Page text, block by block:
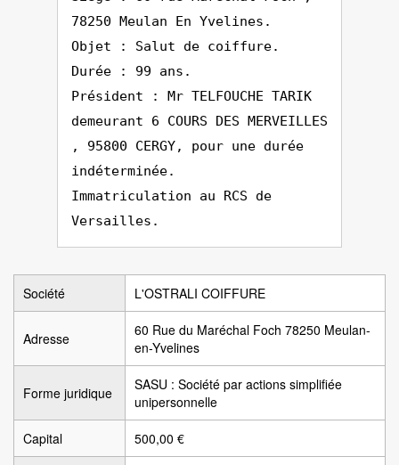
78250 Meulan En Yvelines.
Objet : Salut de coiffure.
Durée : 99 ans.
Président : Mr TELFOUCHE TARIK
demeurant 6 COURS DES MERVEILLES
, 95800 CERGY, pour une durée
indéterminée.
Immatriculation au RCS de
Versailles.
Société L'OSTRALI COIFFURE
Adresse
60 Rue du Maréchal Foch 78250 Meulan-
en-Yvelines
Forme juridique
SASU : Société par actions simplifiée
unipersonnelle
Capital 500,00 €